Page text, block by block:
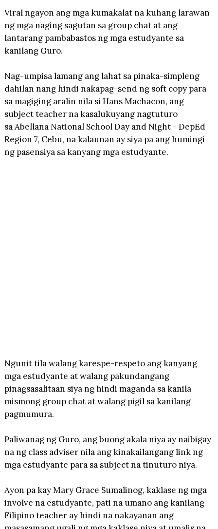
Viral ngayon ang mga kumakalat na kuhang larawan
ng mga naging sagutan sa group chat at ang
lantarang pambabastos ng mga estudyante sa
kanilang Guro.
Nag-umpisa lamang ang lahat sa pinaka-simpleng
dahilan nang hindi nakapag-send ng soft copy para
sa magiging aralin nila si Hans Machacon, ang
subject teacher na kasalukuyang nagtuturo
saAbellana National School Day and Night - DepEd
Region 7, Cebu, na kalaunan ay siya pa ang humingi
ng pasensiya sa kanyang mga estudyante.
Ngunit tila walang karespe-respeto ang kanyang
mga estudyante at walang pakundangang
pinagsasalitaan siya ng hindi maganda sa kanila
mismong group chat at walang pigil sa kanilang
pagmumura.
Paliwanag ng Guro, ang buong akala niya ay naibigay
na ng class adviser nila ang kinakailangang link ng
mga estudyante para sa subject na tinuturo niya.
Ayon pa kay Mary Grace Sumalinog, kaklase ng mga
involve na estudyante, pati na umano ang kanilang
Filipino teacher ay hindi na nakayanan ang